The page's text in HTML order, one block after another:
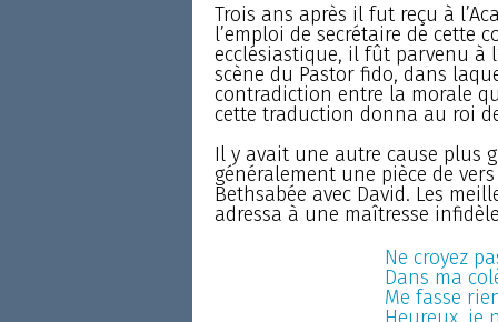
Trois ans après il fut reçu à
l’emploi de secrétaire de cette
ecclésiastique, il fût parvenu à
scène du Pastor fido, dans
contradiction entre la morale
cette traduction donna au roi
Il y avait une autre cause plus
généralement une pièce de
Bethsabée avec David. Les
adressa à une maîtresse
Ne croyez
Dans ma
Me fasse